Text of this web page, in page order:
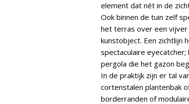
element dat nét in de
Ook binnen de tuin zelf
het terras over een
kunstobject. Een zichtlijn
spectaculaire
pergola die het gazon
In de praktijk zijn er tal
cortenstalen plantenbak
borderranden of